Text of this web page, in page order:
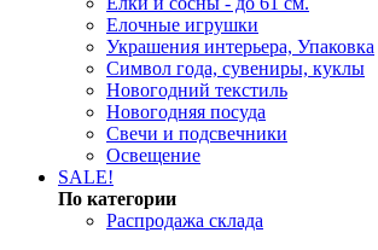
Елочные игрушки
Украшения интерьера, Упаковка
Символ года, сувениры, куклы
Новогодний текстиль
Новогодняя посуда
Свечи и подсвечники
Освещение
SALE!
По категории
Распродажа склада